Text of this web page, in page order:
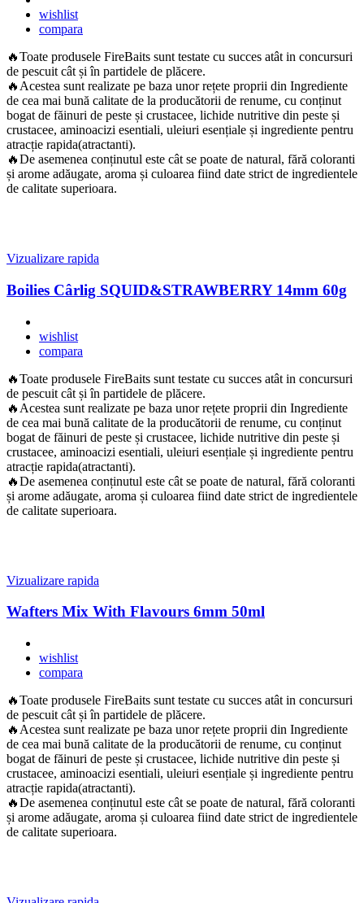
wishlist
compara
🔥Toate produsele FireBaits sunt testate cu succes atât in concursuri
de pescuit cât și în partidele de plăcere.
🔥Acestea sunt realizate pe baza unor rețete proprii din Ingrediente
de cea mai bună calitate de la producătorii de renume, cu conținut
bogat de făinuri de peste și crustacee, lichide nutritive din peste și
crustacee, aminoacizi esentiali, uleiuri esențiale și ingrediente pentru
atracție rapida(atractanti).
🔥De asemenea conținutul este cât se poate de natural, fără coloranti
și arome adăugate, aroma și culoarea fiind date strict de ingredientele
de calitate superioara.
Vizualizare rapida
Boilies Cârlig SQUID&STRAWBERRY 14mm 60g
wishlist
compara
🔥Toate produsele FireBaits sunt testate cu succes atât in concursuri
de pescuit cât și în partidele de plăcere.
🔥Acestea sunt realizate pe baza unor rețete proprii din Ingrediente
de cea mai bună calitate de la producătorii de renume, cu conținut
bogat de făinuri de peste și crustacee, lichide nutritive din peste și
crustacee, aminoacizi esentiali, uleiuri esențiale și ingrediente pentru
atracție rapida(atractanti).
🔥De asemenea conținutul este cât se poate de natural, fără coloranti
și arome adăugate, aroma și culoarea fiind date strict de ingredientele
de calitate superioara.
Vizualizare rapida
Wafters Mix With Flavours 6mm 50ml
wishlist
compara
🔥Toate produsele FireBaits sunt testate cu succes atât in concursuri
de pescuit cât și în partidele de plăcere.
🔥Acestea sunt realizate pe baza unor rețete proprii din Ingrediente
de cea mai bună calitate de la producătorii de renume, cu conținut
bogat de făinuri de peste și crustacee, lichide nutritive din peste și
crustacee, aminoacizi esentiali, uleiuri esențiale și ingrediente pentru
atracție rapida(atractanti).
🔥De asemenea conținutul este cât se poate de natural, fără coloranti
și arome adăugate, aroma și culoarea fiind date strict de ingredientele
de calitate superioara.